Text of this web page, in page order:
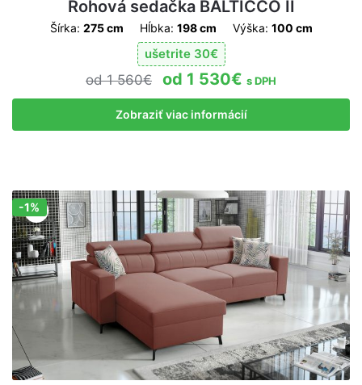
Rohová sedačka BALTICCO II
Šírka: 275 cm Hĺbka: 198 cm Výška: 100 cm
ušetrite 30€
1 560€ 1 530€ s DPH
Zobraziť viac informácií
Zľava!
-1%